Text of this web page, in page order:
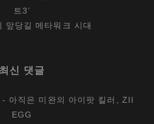
트3’
앞당길 메타워크 시대
최신 댓글
- 아직은 미완의 아이팟 킬러, ZII
EGG